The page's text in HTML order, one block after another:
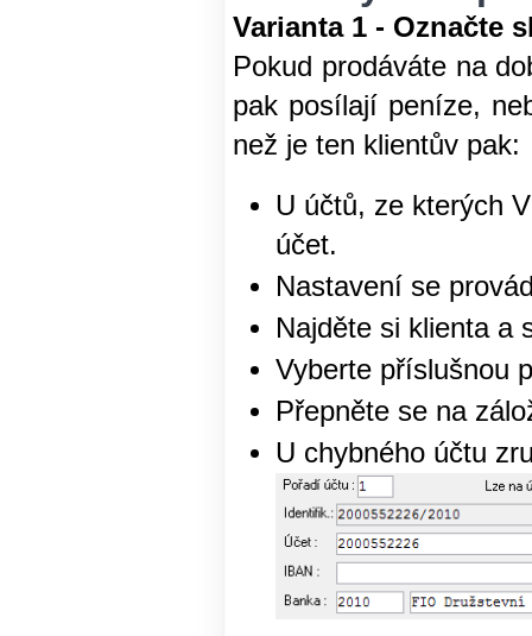
Varianta 1 - Označte
Pokud prodáváte na
pak posílají peníze,
než je ten klientův pak:
U účtů, ze kterých
účet.
Nastavení se
Najděte si klienta a
Vyberte příslušnou
Přepněte se na
U chybného účtu